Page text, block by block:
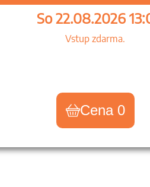
So 22.08.2026
Vstup zdarma.
Cena 0